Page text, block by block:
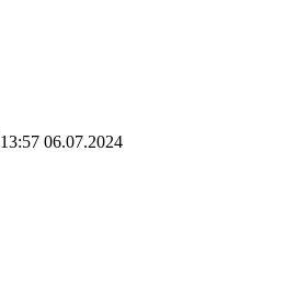
13:57 06.07.2024